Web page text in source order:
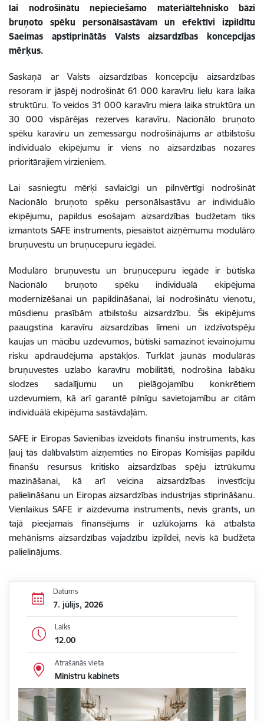
lai nodrošinātu nepieciešamo materiāltehnisko bāzi
bruņoto spēku personālsastāvam un efektīvi izpildītu
Saeimas apstiprinātās Valsts aizsardzības koncepcijas
mērķus.
Saskaņā ar Valsts aizsardzības koncepciju aizsardzības
resoram ir jāspēj nodrošināt 61 000 karavīru lielu kara laika
struktūru. To veidos 31 000 karavīru miera laika struktūra un
30 000 vispārējas rezerves karavīru. Nacionālo bruņoto
spēku karavīru un zemessargu nodrošinājums ar atbilstošu
individuālo ekipējumu ir viens no aizsardzības nozares
prioritārajiem virzieniem.
Lai sasniegtu mērķi savlaicīgi un pilnvērtīgi nodrošināt
Nacionālo bruņoto spēku personālsastāvu ar individuālo
ekipējumu, papildus esošajam aizsardzības budžetam tiks
izmantots SAFE instruments, piesaistot aizņēmumu modulāro
bruņuvestu un bruņucepuru iegādei.
Modulāro bruņuvestu un bruņucepuru iegāde ir būtiska
Nacionālo bruņoto spēku individuālā ekipējuma
modernizēšanai un papildināšanai, lai nodrošinātu vienotu,
mūsdienu prasībām atbilstošu aizsardzību. Šis ekipējums
paaugstina karavīru aizsardzības līmeni un izdzīvotspēju
kaujas un mācību uzdevumos, būtiski samazinot ievainojumu
risku apdraudējuma apstākļos. Turklāt jaunās modulārās
bruņuvestes uzlabo karavīru mobilitāti, nodrošina labāku
slodzes sadalījumu un pielāgojamību konkrētiem
uzdevumiem, kā arī garantē pilnīgu savietojamību ar citām
individuālā ekipējuma sastāvdaļām.
SAFE ir Eiropas Savienības izveidots finanšu instruments, kas
ļauj tās dalībvalstīm aizņemties no Eiropas Komisijas papildu
finanšu resursus kritisko aizsardzības spēju iztrūkumu
mazināšanai, kā arī veicina aizsardzības investīciju
palielināšanu un Eiropas aizsardzības industrijas stiprināšanu.
Vienlaikus SAFE ir aizdevuma instruments, nevis grants, un
tajā pieejamais finansējums ir uzlūkojams kā atbalsta
mehānisms aizsardzības vajadzību izpildei, nevis kā budžeta
palielinājums.
Datums
7. jūlijs, 2026
Laiks
12.00
Atrašanās vieta
Ministru kabinets